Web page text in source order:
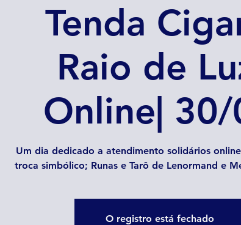
Tenda
Raio de
Online|
Um dia dedicado a atendimento solidários
troca simbólico; Runas e Tarô de Lenormand e
O registro está fechado